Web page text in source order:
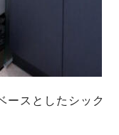
ースとしたシック